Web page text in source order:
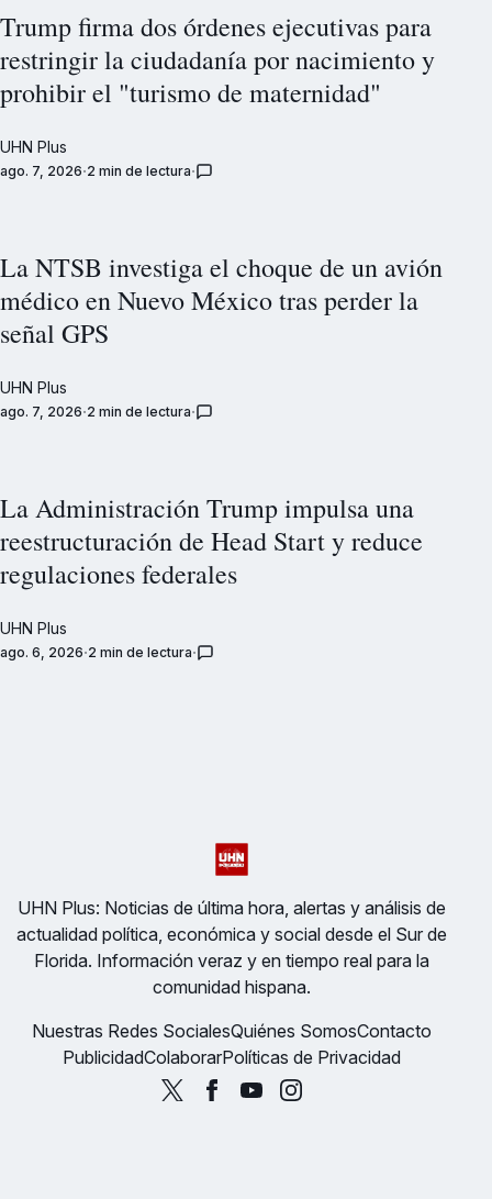
Trump firma dos órdenes ejecutivas para
restringir la ciudadanía por nacimiento y
prohibir el "turismo de maternidad"
UHN Plus
ago. 7, 2026 2 min de lectura
La NTSB investiga el choque de un avión
médico en Nuevo México tras perder la
señal GPS
UHN Plus
ago. 7, 2026 2 min de lectura
La Administración Trump impulsa una
reestructuración de Head Start y reduce
regulaciones federales
UHN Plus
ago. 6, 2026 2 min de lectura
UHN Plus: Noticias de última hora, alertas y análisis de
actualidad política, económica y social desde el Sur de
Florida. Información veraz y en tiempo real para la
comunidad hispana.
Nuestras Redes SocialesQuiénes SomosContacto
PublicidadColaborarPolíticas de Privacidad